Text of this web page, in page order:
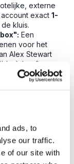
ads, to
our traffic.
of our site with
externe
account exact1-
de kluis.
Een
voor het
Alex Stewart
box"
De
administratieve
Uw goud is en